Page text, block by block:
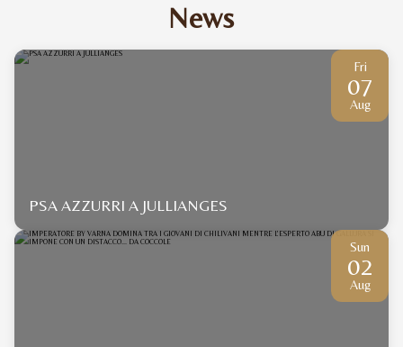
News
Fri
07
Aug
PSA AZZURRI A JULLIANGES
Sun
02
Aug